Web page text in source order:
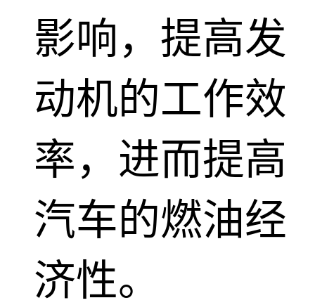
影响，提高发
动机的工作效
率，进而提高
汽车的燃油经
济性。